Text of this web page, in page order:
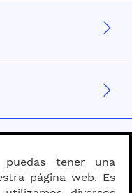
tener una
página web. Es